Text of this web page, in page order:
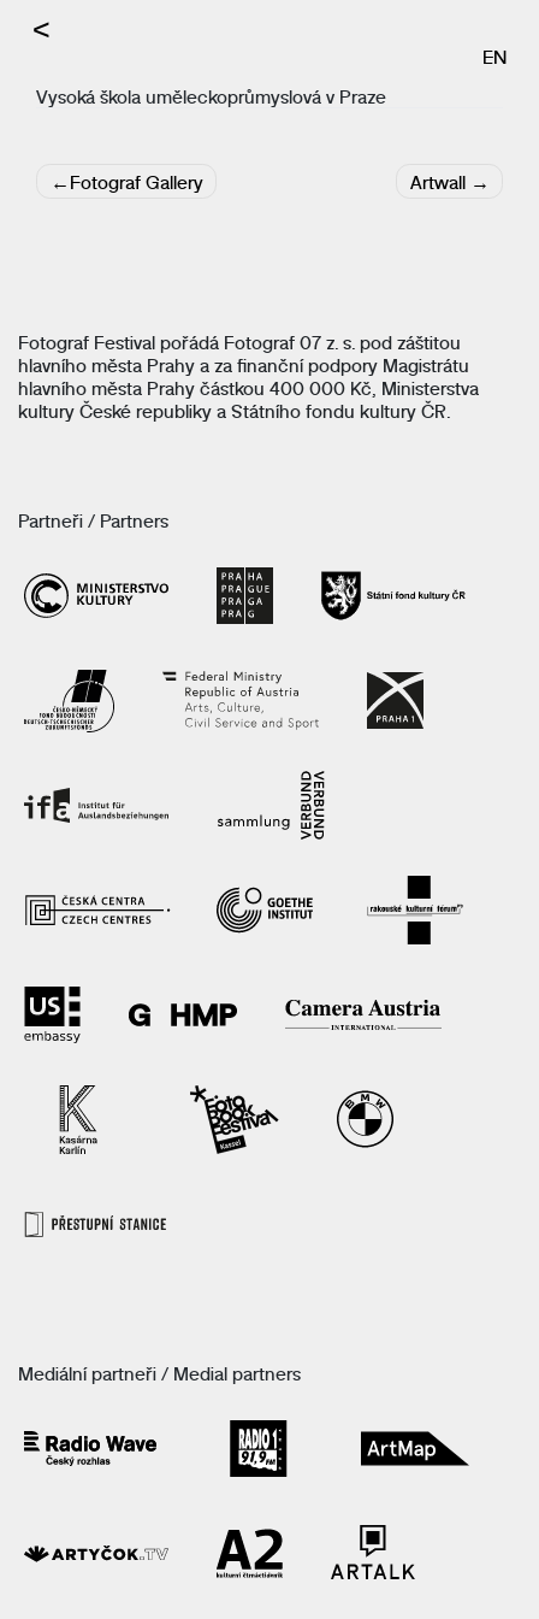
<
EN
Vysoká škola uměleckoprůmyslová v Praze
Navigace
pro
Fotograf Gallery Artwall
Fotograf Festival pořádá Fotograf 07 z. s. pod záštitou
hlavního města Prahy a za finanční podpory Magistrátu
hlavního města Prahy částkou 400 000 Kč, Ministerstva
kultury České republiky a Státního fondu kultury ČR.
Partneři / Partners
Mediální partneři / Medial partners